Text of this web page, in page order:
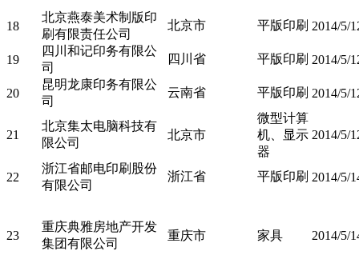
18
北京燕泰美术制版印
刷有限责任公司
北京市 平版印刷 2014/5/
19
四川和记印务有限公
司
四川省 平版印刷 2014/5/
20
昆明龙康印务有限公
司
云南省 平版印刷 2014/5/
21
北京集太电脑科技有
限公司
北京市
微型计算
机、显示
器
2014/5/
22
浙江省邮电印刷股份
有限公司
浙江省 平版印刷 2014/5/
23
重庆典雅房地产开发
集团有限公司
重庆市 家具 2014/5/